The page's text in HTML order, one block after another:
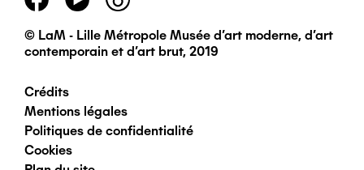
principal
© LaM - Lille Métropole Musée d'art moderne, d'art
contemporain et d'art brut, 2019
Pied
de
Crédits
Mentions légales
Politiques de confidentialité
Cookies